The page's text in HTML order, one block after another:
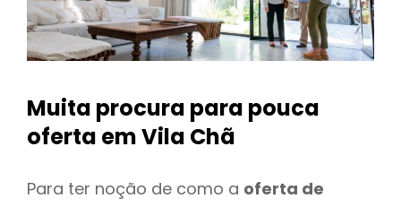
Muita procura para pouca
oferta em Vila Chã
Para ter noção de como a oferta de